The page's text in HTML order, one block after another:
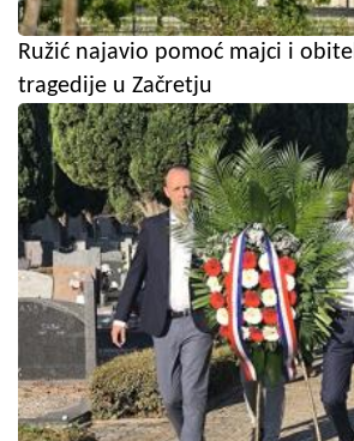
Ružić najavio pomoć majci i
tragedije u Začretju